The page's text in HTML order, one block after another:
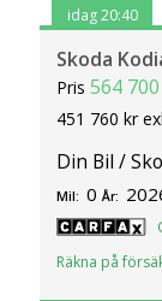
idag 20:40
Skoda
Pris564
451 760 kr
Din Bil /
Mil: 0 År:
Räkna på